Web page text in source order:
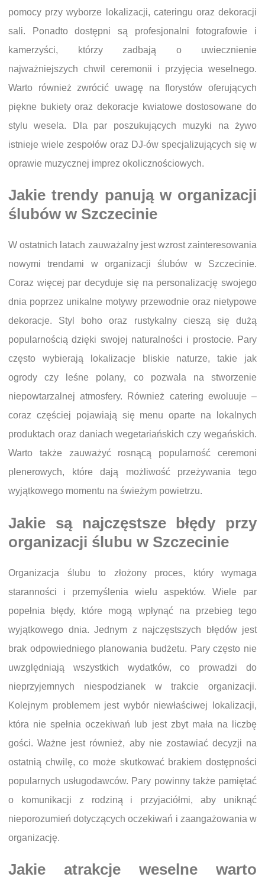
pomocy przy wyborze lokalizacji, cateringu oraz dekoracji
sali. Ponadto dostępni są profesjonalni fotografowie i
kamerzyści, którzy zadbają o uwiecznienie
najważniejszych chwil ceremonii i przyjęcia weselnego.
Warto również zwrócić uwagę na florystów oferujących
piękne bukiety oraz dekoracje kwiatowe dostosowane do
stylu wesela. Dla par poszukujących muzyki na żywo
istnieje wiele zespołów oraz DJ-ów specjalizujących się w
oprawie muzycznej imprez okolicznościowych.
Jakie trendy panują w organizacji
ślubów w Szczecinie
W ostatnich latach zauważalny jest wzrost zainteresowania
nowymi trendami w organizacji ślubów w Szczecinie.
Coraz więcej par decyduje się na personalizację swojego
dnia poprzez unikalne motywy przewodnie oraz nietypowe
dekoracje. Styl boho oraz rustykalny cieszą się dużą
popularnością dzięki swojej naturalności i prostocie. Pary
często wybierają lokalizacje bliskie naturze, takie jak
ogrody czy leśne polany, co pozwala na stworzenie
niepowtarzalnej atmosfery. Również catering ewoluuje –
coraz częściej pojawiają się menu oparte na lokalnych
produktach oraz daniach wegetariańskich czy wegańskich.
Warto także zauważyć rosnącą popularność ceremoni
plenerowych, które dają możliwość przeżywania tego
wyjątkowego momentu na świeżym powietrzu.
Jakie są najczęstsze błędy przy
organizacji ślubu w Szczecinie
Organizacja ślubu to złożony proces, który wymaga
staranności i przemyślenia wielu aspektów. Wiele par
popełnia błędy, które mogą wpłynąć na przebieg tego
wyjątkowego dnia. Jednym z najczęstszych błędów jest
brak odpowiedniego planowania budżetu. Pary często nie
uwzględniają wszystkich wydatków, co prowadzi do
nieprzyjemnych niespodzianek w trakcie organizacji.
Kolejnym problemem jest wybór niewłaściwej lokalizacji,
która nie spełnia oczekiwań lub jest zbyt mała na liczbę
gości. Ważne jest również, aby nie zostawiać decyzji na
ostatnią chwilę, co może skutkować brakiem dostępności
popularnych usługodawców. Pary powinny także pamiętać
o komunikacji z rodziną i przyjaciółmi, aby uniknąć
nieporozumień dotyczących oczekiwań i zaangażowania w
organizację.
Jakie atrakcje weselne warto